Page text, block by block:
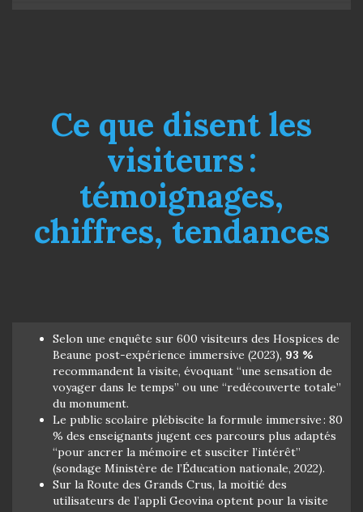
Ce que disent les
visiteurs :
témoignages,
chiffres, tendances
Selon une enquête sur 600 visiteurs des Hospices de
Beaune post-expérience immersive (2023), 93 %
recommandent la visite, évoquant “une sensation de
voyager dans le temps” ou une “redécouverte totale”
du monument.
Le public scolaire plébiscite la formule immersive : 80
% des enseignants jugent ces parcours plus adaptés
“pour ancrer la mémoire et susciter l’intérêt”
(sondage Ministère de l’Éducation nationale, 2022).
Sur la Route des Grands Crus, la moitié des
utilisateurs de l’appli Geovina optent pour la visite